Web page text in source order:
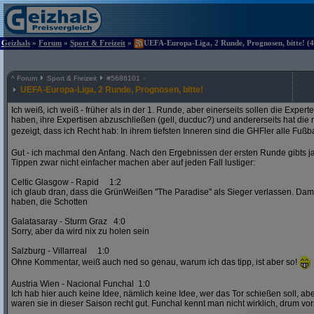
Geizhals » Forum » Sport & Freizeit » UEFA-Europa-Liga, 2 Runde, Prognosen, bitte!
^ Forum Sport & Freizeit #5686101
UEFA-Europa-Liga, 2 Runde, Prognosen, bitte!
Ich weiß, ich weiß - früher als in der 1. Runde, aber einerseits sollen die
haben, ihre Expertisen abzuschließen (gell, ducduc?) und andererseits hat die
gezeigt, dass ich Recht hab: In ihrem tiefsten Inneren sind die GHFler alle
Gut - ich machmal den Anfang. Nach den Ergebnissen der ersten Runde gibts
Tippen zwar nicht einfacher machen aber auf jeden Fall lustiger:
Celtic Glasgow - Rapid 1:2
ich glaub dran, dass die GrünWeißen "The Paradise" als Sieger verlassen.
haben, die Schotten
Galatasaray - Sturm Graz 4:0
Sorry, aber da wird nix zu holen sein
Salzburg - Villarreal 1:0
Ohne Kommentar, weiß auch ned so genau, warum ich das tipp, ist aber so!
Austria Wien - Nacional Funchal 1:0
Ich hab hier auch keine Idee, nämlich keine Idee, wer das Tor schießen soll,
waren sie in dieser Saison recht gut. Funchal kennt man nicht wirklich, drum